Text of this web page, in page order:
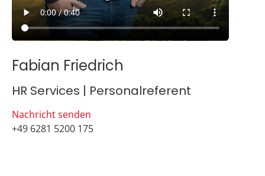
Fabian Friedrich
HR Services | Personalreferent
Nachricht senden
+49 6281 5200 175